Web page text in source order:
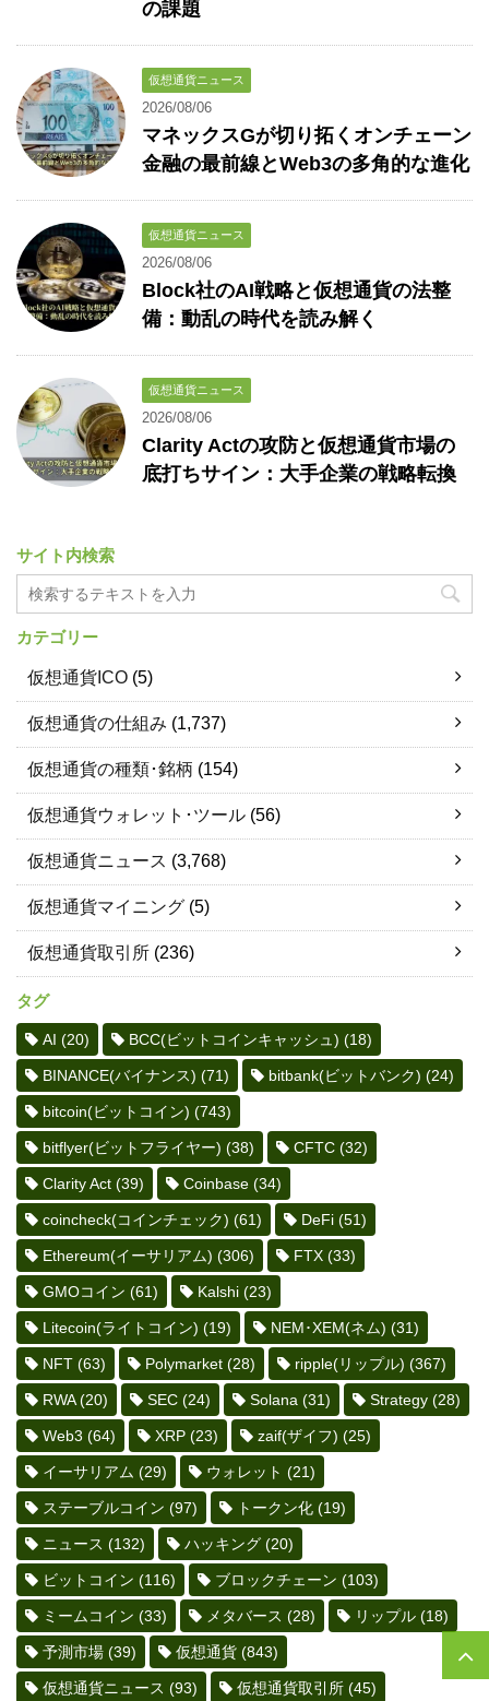
の課題
仮想通貨ニュース
2026/08/06
マネックスGが切り拓くオンチェーン
金融の最前線とWeb3の多角的な進化
仮想通貨ニュース
2026/08/06
Block社のAI戦略と仮想通貨の法整
備：動乱の時代を読み解く
仮想通貨ニュース
2026/08/06
Clarity Actの攻防と仮想通貨市場の
底打ちサイン：大手企業の戦略転換
サイト内検索
カテゴリー
仮想通貨ICO (5)
仮想通貨の仕組み (1,737)
仮想通貨の種類･銘柄 (154)
仮想通貨ウォレット･ツール (56)
仮想通貨ニュース (3,768)
仮想通貨マイニング (5)
仮想通貨取引所 (236)
タグ
AI (20) BCC(ビットコインキャッシュ) (18)
BINANCE(バイナンス) (71) bitbank(ビットバンク) (24)
bitcoin(ビットコイン) (743)
bitflyer(ビットフライヤー) (38) CFTC (32)
Clarity Act (39) Coinbase (34)
coincheck(コインチェック) (61) DeFi (51)
Ethereum(イーサリアム) (306) FTX (33)
GMOコイン (61) Kalshi (23)
Litecoin(ライトコイン) (19) NEM･XEM(ネム) (31)
NFT (63) Polymarket (28) ripple(リップル) (367)
RWA(20) SEC (24) Solana (31) Strategy (28)
Web3 (64) XRP (23) zaif(ザイフ) (25)
イーサリアム (29) ウォレット (21)
ステーブルコイン (97) トークン化 (19)
ニュース (132) ハッキング (20)
ビットコイン (116) ブロックチェーン (103)
ミームコイン (33) メタバース (28) リップル (18)
予測市場 (39) 仮想通貨 (843)
仮想通貨ニュース (93) 仮想通貨取引所 (45)